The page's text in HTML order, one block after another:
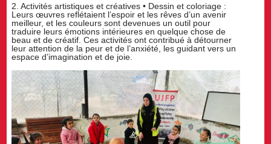
2. Activités artistiques et créatives • Dessin et coloriage :
Leurs œuvres reflétaient l’espoir et les rêves d’un avenir
meilleur, et les couleurs sont devenues un outil pour
traduire leurs émotions intérieures en quelque chose de
beau et de créatif. Ces activités ont contribué à détourner
leur attention de la peur et de l’anxiété, les guidant vers un
espace d’imagination et de joie.